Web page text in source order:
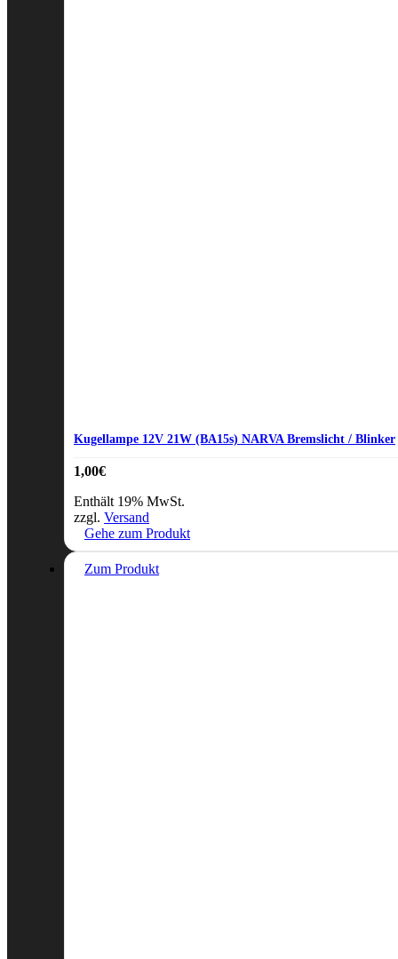
Kugellampe 12V 21W (BA15s) NARVA Bremslicht / Blinker
1,00€
Enthält 19% MwSt.
zzgl. Versand
Gehe zum Produkt
Zum Produkt